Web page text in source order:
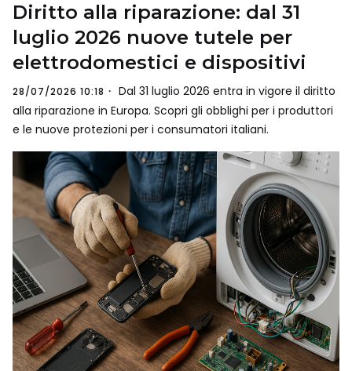
Diritto alla riparazione: dal 31
luglio 2026 nuove tutele per
elettrodomestici e dispositivi
28/07/2026 10:18
Dal 31 luglio 2026 entra in vigore il diritto
alla riparazione in Europa. Scopri gli obblighi per i produttori
e le nuove protezioni per i consumatori italiani.